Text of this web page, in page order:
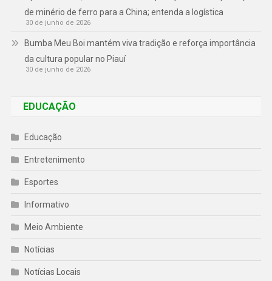
de minério de ferro para a China; entenda a logística
30 de junho de 2026
Bumba Meu Boi mantém viva tradição e reforça importância
da cultura popular no Piauí
30 de junho de 2026
EDUCAÇÃO
Educação
Entretenimento
Esportes
Informativo
Meio Ambiente
Notícias
Notícias Locais